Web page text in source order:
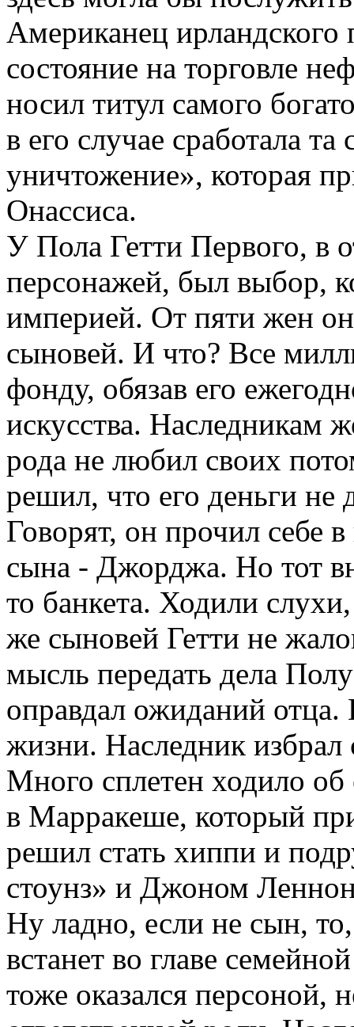
Американец ирландского
состояние на торговле
носил титул самого
в его случае сработала
уничтожение», которая
Онассиса.
У Пола Гетти Первого, в
персонажей, был выбор,
империей. От пяти жен
сыновей. И что? Все
фонду, обязав его
искусства. Наследникам
рода не любил своих
решил, что его деньги не
Говорят, он прочил себе
сына - Джорджа. Но тот
то банкета. Ходили
же сыновей Гетти не
мысль передать дела
оправдал ожиданий
жизни. Наследник
Много сплетен ходило
в Марракеше, который
решил стать хиппи и
стоунз» и Джоном
Ну ладно, если не сын,
встанет во главе
тоже оказался персоной,